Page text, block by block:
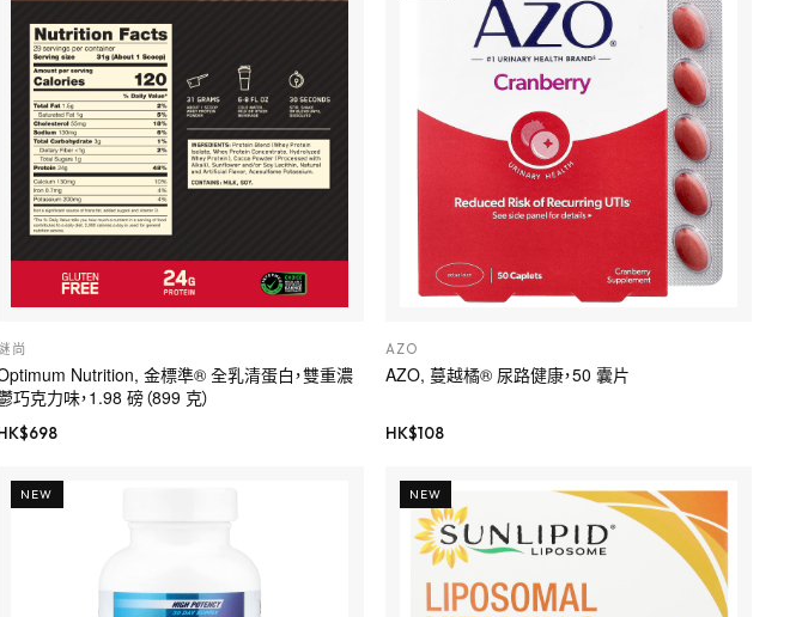
尚
Nutrition, 金標準® 全乳清蛋白，雙重濃
巧克力味，1.98 磅（899 克）
698
AZO
AZO, 蔓越橘® 尿路健康，50 囊片
HK$108
NEW NEW